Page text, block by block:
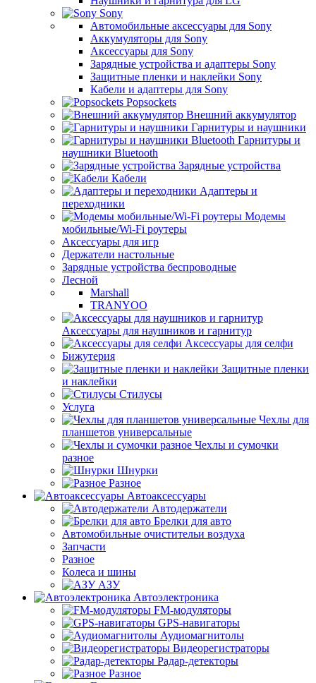
Sony
Автомобильные аксессуары для Sony
Аккумуляторы для Sony
Аксессуары для Sony
Зарядные устройства и адаптеры Sony
Защитные пленки и наклейки Sony
Кабели и адаптеры для Sony
Popsockets
Внешний аккумулятор
Гарнитуры и наушники
Гарнитуры и
наушники Bluetooth
Зарядные устройства
Кабели
Адаптеры и
переходники
Модемы
мобильные/Wi-Fi роутеры
Аксессуары для игр
Держатели настольные
Зарядные устройства беспроводные
Лесной
Marshall
TRANYOO
Аксессуары для наушников и гарнитур
Аксессуары для селфи
Бижутерия
Защитные пленки
и наклейки
Стилусы
Услуга
Чехлы для
планшетов универсальные
Чехлы и сумочки
разное
Шнурки
Разное
Автоаксессуары
Автодержатели
Брелки для авто
Автомобильные очистительи воздуха
Запчасти
Разное
Колеса и шины
АЗУ
Автоэлектроника
FM-модуляторы
GPS-навигаторы
Аудиомагнитолы
Видеорегистраторы
Радар-детекторы
Разное